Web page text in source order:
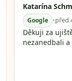
Katarína
Google •před
Děkuji za
nezanedbali